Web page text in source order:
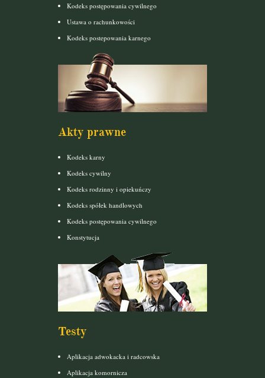
Kodeks postępowania cywilnego
Ustawa o rachunkowości
Kodeks postepowania karnego
Akty prawne
Kodeks karny
Kodeks cywilny
Kodeks rodzinny i opiekuńczy
Kodeks spółek handlowych
Kodeks postępowania cywilnego
Konstytucja
Testy
Aplikacja adwokacka i radcowska
Aplikacja komornicza